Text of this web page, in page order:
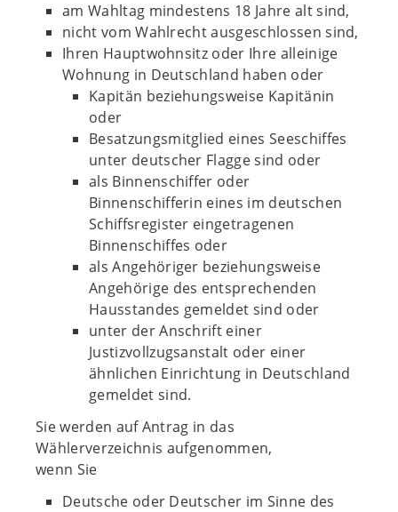
am Wahltag mindestens 18 Jahre alt sind,
nicht vom Wahlrecht ausgeschlossen sind,
Ihren Hauptwohnsitz oder Ihre alleinige
Wohnung in Deutschland haben oder
Kapitän beziehungsweise Kapitänin
oder
Besatzungsmitglied eines Seeschiffes
unter deutscher Flagge sind oder
als Binnenschiffer oder
Binnenschifferin eines im deutschen
Schiffsregister eingetragenen
Binnenschiffes oder
als Angehöriger beziehungsweise
Angehörige des entsprechenden
Hausstandes gemeldet sind oder
unter der Anschrift einer
Justizvollzugsanstalt oder einer
ähnlichen Einrichtung in Deutschland
gemeldet sind.
Sie werden auf Antrag in das
Wählerverzeichnis aufgenommen,
wenn Sie
Deutsche oder Deutscher im Sinne des